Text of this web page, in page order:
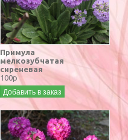
Примула
мелкозубчатая
сиреневая
100р
Добавить в заказ